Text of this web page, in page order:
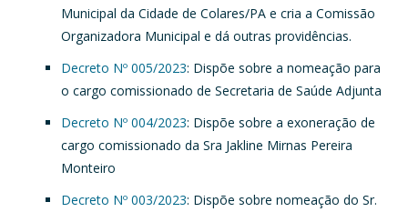
Municipal da Cidade de Colares/PA e cria a Comissão
Organizadora Municipal e dá outras providências.
Decreto Nº 005/2023: Dispõe sobre a nomeação para
o cargo comissionado de Secretaria de Saúde Adjunta
Decreto Nº 004/2023: Dispõe sobre a exoneração de
cargo comissionado da Sra Jakline Mirnas Pereira
Monteiro
Decreto Nº 003/2023: Dispõe sobre nomeação do Sr.